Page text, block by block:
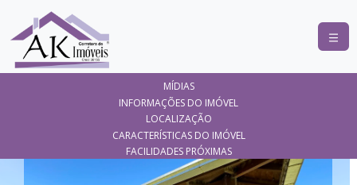
COMPRAR
LANÇAMENTOS
MÍDIAS
INFORMAÇÕES DO IMÓVEL
LOCALIZAÇÃO
CARACTERÍSTICAS DO IMÓVEL
FACILIDADES PRÓXIMAS